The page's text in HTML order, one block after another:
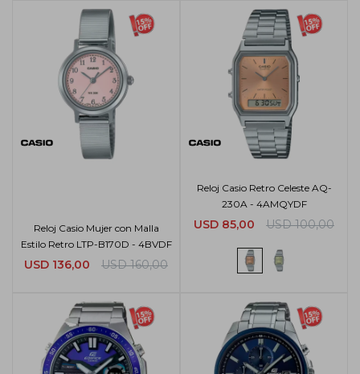
Reloj Casio Mujer con Malla
Estilo Retro LTP-B170D - 4BVDF
USD 136,00 USD 160,00
Reloj Casio Retro Celeste AQ-
230A - 4AMQYDF
USD 85,00 USD 100,00